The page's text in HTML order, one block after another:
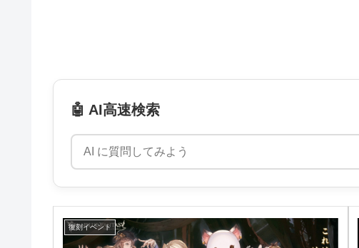
🤖 AI高速検索
復刻イベント